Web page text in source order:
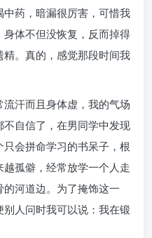
药，暗漏很厉害，可惜我
体不但没恢复，反而掉得
。真的，感觉那段时间我
汗而且身体虚，我的气场
自信了，在男同学中发现
会拼命学习的书呆子，根
孤僻，经常放学一个人走
河道边。为了掩饰这一
人问时我可以说：我在锻